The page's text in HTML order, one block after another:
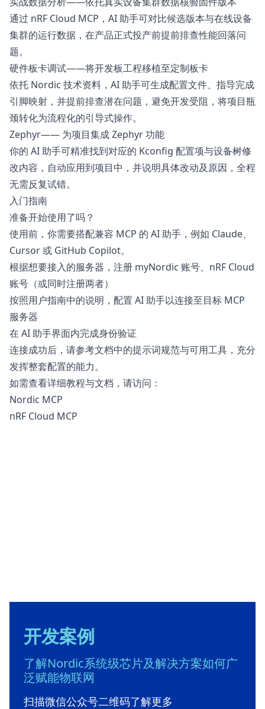
通过 nRF Cloud MCP，AI 助手可对比候选版本与在线设备
集群的运行数据，在产品正式投产前提前排查性能回落问
题。
硬件板卡调试——将开发板工程移植至定制板卡
依托 Nordic 技术资料，AI 助手可生成配置文件、指导完成
引脚映射，并提前排查潜在问题，避免开发受阻，将项目瓶
颈转化为流程化的引导式操作。
Zephyr—— 为项目集成 Zephyr 功能
你的 AI 助手可精准找到对应的 Kconfig 配置项与设备树修
改内容，自动应用到项目中，并说明具体改动及原因，全程
无需反复试错。
入门指南
准备开始使用了吗？
使用前，你需要搭配兼容 MCP 的 AI 助手，例如 Claude、
Cursor 或 GitHub Copilot。
根据想要接入的服务器，注册 myNordic 账号、 nRF Cloud
账号（或同时注册两者）
按照用户指南中的说明，配置 AI 助手以连接至目标 MCP
服务器
在 AI 助手界面内完成身份验证
连接成功后，请参考文档中的提示词规范与可用工具，充分
发挥整套配置的能力。
如需查看详细教程与文档，请访问：
Nordic MCP
nRF Cloud MCP
开发案例
了解Nordic系统级芯片及解决方案如何广
泛赋能物联网
扫描微信公众号二维码了解更多